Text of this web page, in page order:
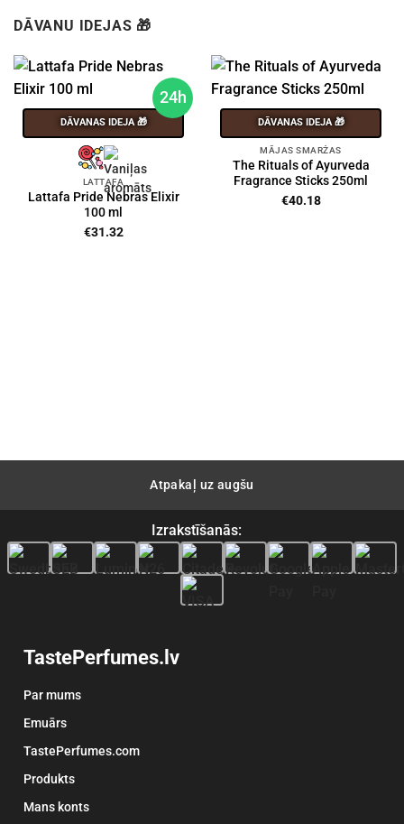
DĀVANU IDEJAS 🎁
24h
DĀVANAS IDEJA 🎁
LATTAFA
Lattafa Pride Nebras Elixir
100 ml
€31.32
DĀVANAS IDEJA 🎁
MĀJAS SMARŽAS
The Rituals of Ayurveda
Fragrance Sticks 250ml
€40.18
Atpakaļ uz augšu
Izrakstīšanās:
TastePerfumes.lv
Par mums
Emuārs
TastePerfumes.com
Produkts
Mans konts